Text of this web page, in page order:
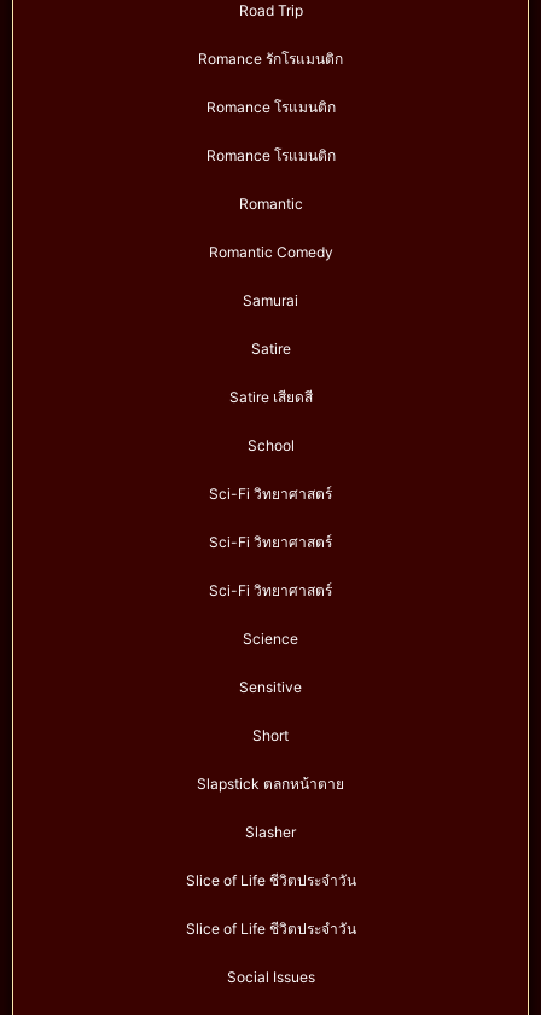
Road Trip
Romance รักโรแมนติก
Romance โรแมนติก
Romance โรแมนติก
Romantic
Romantic Comedy
Samurai
Satire
Satire เสียดสี
School
Sci-Fi วิทยาศาสตร์
Sci-Fi วิทยาศาสตร์
Sci-Fi วิทยาศาสตร์
Science
Sensitive
Short
Slapstick ตลกหน้าตาย
Slasher
Slice of Life ชีวิตประจำวัน
Slice of Life ชีวิตประจำวัน
Social Issues